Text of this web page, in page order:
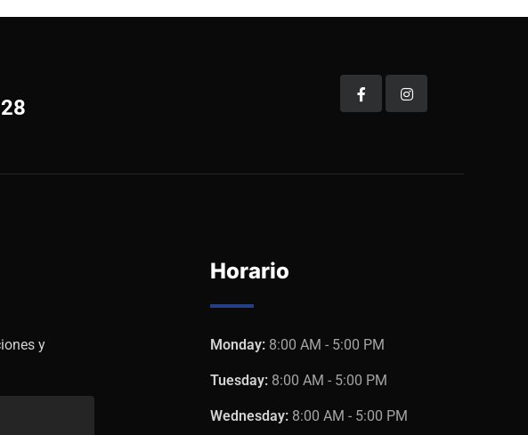
y
Horario
Monday: 8:00 AM - 5:00 PM
Tuesday: 8:00 AM - 5:00 PM
Wednesday: 8:00 AM - 5:00 PM